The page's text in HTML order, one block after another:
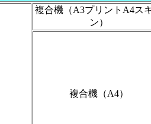
複合機（A3プリントA4ス
ン）
複合機（A4）